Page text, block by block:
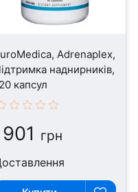
Adrenaplex,
наднирників,
капсул
грн